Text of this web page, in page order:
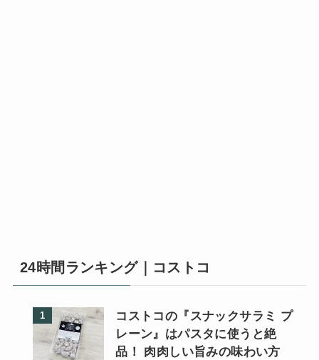
24時間ランキング｜コストコ
コストコの『スナックサラミ プ
レーン』はパスタに使うと絶
品！ 肉肉しい旨みの味わい方